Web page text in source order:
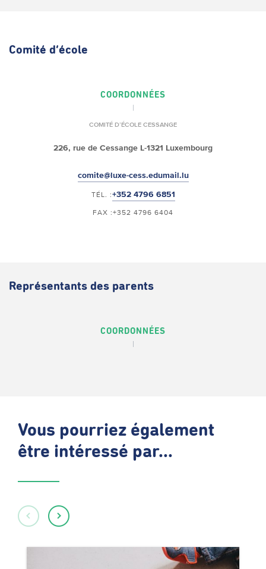
Comité d’école
COORDONNÉES
COMITÉ D’ÉCOLE CESSANGE
226, rue de Cessange L-1321 Luxembourg
comite@luxe-cess.edumail.lu
TÉL. :+352 4796 6851
FAX :+352 4796 6404
Représentants des parents
COORDONNÉES
Vous pourriez également
être intéressé par...